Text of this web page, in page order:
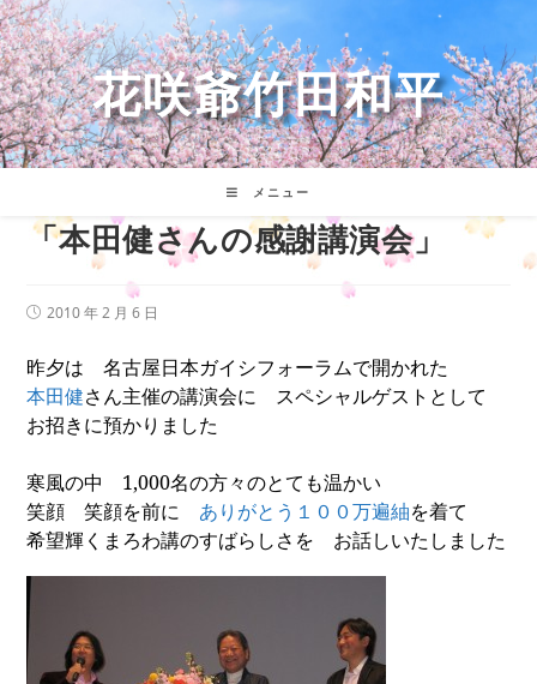
コ
ン
テ
ン
ツ
へ
ス
花咲爺竹田和平
メニュー
「本田健さんの感謝講演会」
投
開
日:
2010 年 2 月 6 日
昨夕は 名古屋日本ガイシフォーラムで開かれた
本田健さん主催の講演会に スペシャルゲストとして
お招きに預かりました
寒風の中 1,000名の方々のとても温かい
笑顔 笑顔を前に ありがとう１００万遍紬を着て
希望輝くまろわ講のすばらしさを お話しいたしました